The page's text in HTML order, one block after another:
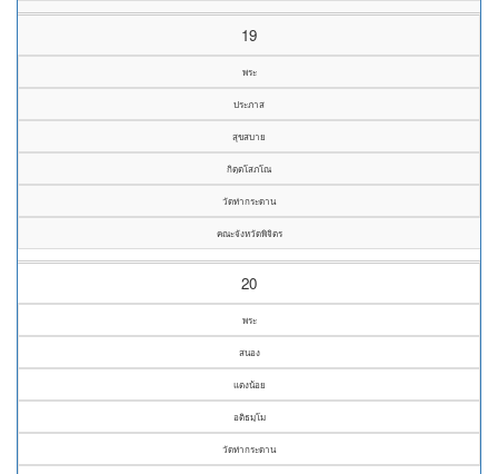
19
พระ
ประภาส
สุขสบาย
กิตฺตโสภโณ
วัดท่ากระดาน
คณะจังหวัดพิจิตร
20
พระ
สนอง
แตงน้อย
อติธมฺโม
วัดท่ากระดาน